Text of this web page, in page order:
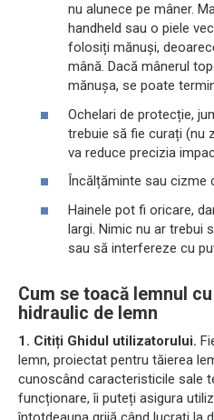
nu alunece pe mâner.
handheld sau o piele
folosiți mănuși,
mână. Dacă mânerul
mănușa, se poate
Ochelari de protecție,
trebuie să fie curați (nu
va reduce precizia
Încălțăminte sau cizme
Hainele pot fi oricare,
largi. Nimic nu ar trebui
sau să interfereze cu
Cum se toacă lemnul
hidraulic de lemn
1. Citiți Ghidul utilizatorului.
lemn, proiectat pentru tăierea
cunoscând caracteristicile sale
funcționare, îi puteți asigura